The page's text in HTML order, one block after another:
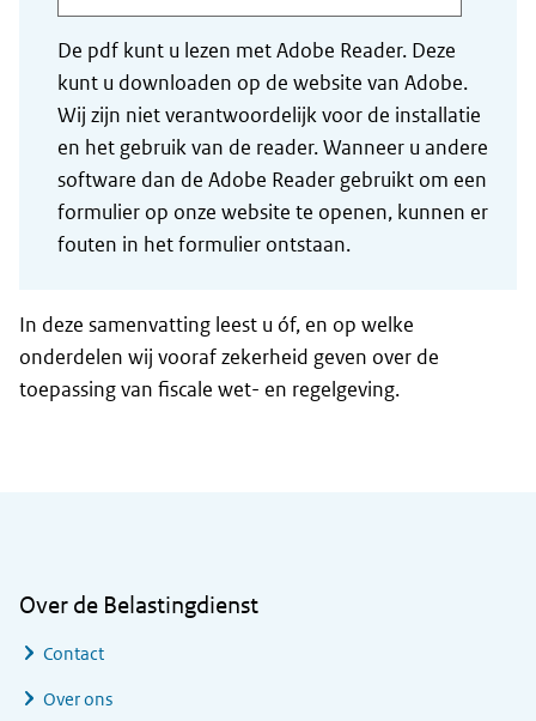
De pdf kunt u lezen met Adobe Reader. Deze
kunt u downloaden op de website van Adobe.
Wij zijn niet verantwoordelijk voor de installatie
en het gebruik van de reader. Wanneer u andere
software dan de Adobe Reader gebruikt om een
formulier op onze website te openen, kunnen er
fouten in het formulier ontstaan.
In deze samenvatting leest u óf, en op welke
onderdelen wij vooraf zekerheid geven over de
toepassing van fiscale wet- en regelgeving.
Over de Belastingdienst
Contact
Over ons